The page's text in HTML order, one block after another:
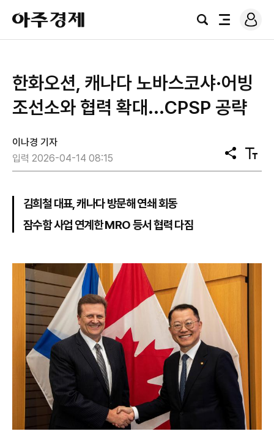
아
주
경
검
전
로
그
한화오션, 캐나다 노바스코샤·어빙
조선소와 협력 확대...CPSP 공략
이나경 기자
입력 2026-04-14 08:15
공
유
텍
스
김희철 대표, 캐나다 방문해 연쇄 회동
잠수함 사업 연계한 MRO 등서 협력 다짐